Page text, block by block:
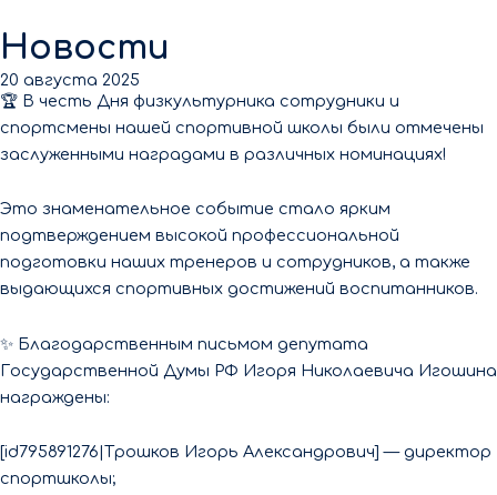
Новости
20 августа 2025
🏆 В честь Дня физкультурника сотрудники и
спортсмены нашей спортивной школы были отмечены
заслуженными наградами в различных номинациях!
Это знаменательное событие стало ярким
подтверждением высокой профессиональной
подготовки наших тренеров и сотрудников, а также
выдающихся спортивных достижений воспитанников.
✨ Благодарственным письмом депутата
Государственной Думы РФ Игоря Николаевича Игошина
награждены:
[id795891276|Трошков Игорь Александрович] — директор
спортшколы;